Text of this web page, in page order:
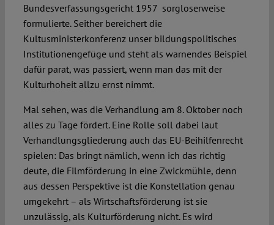
Bundesverfassungsgericht 1957 sorgloserweise
formulierte. Seither bereichert die
Kultusministerkonferenz unser bildungspolitisches
Institutionengefüge und steht als warnendes Beispiel
dafür parat, was passiert, wenn man das mit der
Kulturhoheit allzu ernst nimmt.
Mal sehen, was die Verhandlung am 8. Oktober noch
alles zu Tage fördert. Eine Rolle soll dabei laut
Verhandlungsgliederung auch das EU-Beihilfenrecht
spielen: Das bringt nämlich, wenn ich das richtig
deute, die Filmförderung in eine Zwickmühle, denn
aus dessen Perspektive ist die Konstellation genau
umgekehrt – als Wirtschaftsförderung ist sie
unzulässig, als Kulturförderung nicht. Es wird